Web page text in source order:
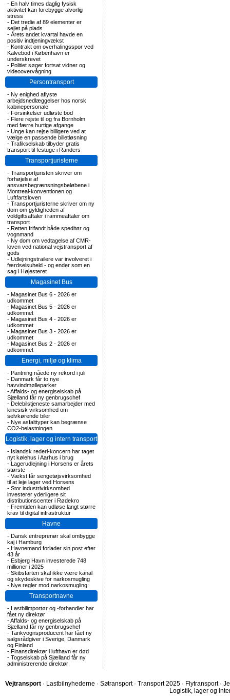
- En halv times daglig fysisk
aktivitet kan forebygge alvorlig
stress
- Det tredie af 89 elementer er
sejlet på plads
- Årets andet kvartal havde en
positiv indtjeningvækst
- Kontrakt om overhalingsspor ved
Kalvebod i København er
underskrevet
- Politiet søger fortsat vidner og
videoovervågning
Persontransport
- Ny enighed aflyste
arbejdsnedlæggelser hos norsk
kabinepersonale
- Forsinkelser udløste bod
- Flere rejste til og fra Bornholm
med færre hurtige afgange
- Unge kan rejse billigere ved at
vælge en passende billetløsning
- Trafikselskab tilbyder gratis
transport til festuge i Randers
Transportjuristerne
- Transportjuristen skriver om
forhøjelse af
ansvarsbegrænsningsbeløbene i
Montreal-konventionen og
Luftfartsloven
- Transportjuristerne skriver om ny
dom om gyldigheden af
voldgiftsaftaler i rammeaftaler om
transport
- Retten frifandt både speditør og
vognmand
- Ny dom om vedtagelse af CMR-
loven ved national vejstransport af
gods
- Udlejningstrailere var involveret i
færdselsuheld - og ender som en
sag i Højesteret
Magasinet Bus
- Magasinet Bus 6 - 2026 er
udkommet
- Magasinet Bus 5 - 2026 er
udkommet
- Magasinet Bus 4 - 2026 er
udkommet
- Magasinet Bus 3 - 2026 er
udkommet
- Magasinet Bus 2 - 2026 er
udkommet
Energi, miljø og klima
- Pantning nåede ny rekord i juli
- Danmark får to nye
havvindmølleparker
-Affalds- og energiselskab på
Sjælland får ny genbrugschef
- Delebilstjeneste samarbejder med
kinesisk virksomhed om
selvkørende biler
- Nye asfalttyper kan begrænse
CO2-belastningen
Logistik, lager og intern transport
- Islandsk rederi-koncern har taget
nyt kølehus i Aarhus i brug
- Lagerudlejning i Horsens er årets
største
- Vækst får sengetøjsvirksomhed
til at leje lager ved Horsens
- Stor industrivirksomhed
investerer yderligere sit
distributionscenter i Rødekro
- Fremtiden kan udløse langt større
krav til digital infrastruktur
Havne
- Dansk entreprenør skal ombygge
kaj i Hamburg
- Havnemand forlader sin post efter
43 år
- Esbjerg Havn investerede 748
millioner i 2025
- Skibsfarten skal ikke være kanal
og skydeskive for narkosmugling
- Nye regler mod narkosmugling:
Transportnavne
- Lastbilimportør og -forhandler har
fået ny direktør
-Affalds- og energiselskab på
Sjælland får ny genbrugschef
- Tankvognsproducent har fået ny
salgsrådgiver i Sverige, Danmark
og Finland
- Finansdirektør i lufthavn er død
- Togselskab på Sjælland får ny
administrerende direktør
Vejtransport · Lastbilnyhederne · Søtransport · Transport 2025 · Flytransport ·
Logistik, lager og